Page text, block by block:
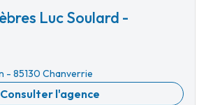
Luc Soulard -
- 85130 Chanverrie
Consulter l'agence